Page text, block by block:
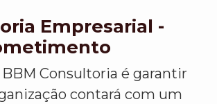
Empresarial -
Consultoria é garantir
contará com um